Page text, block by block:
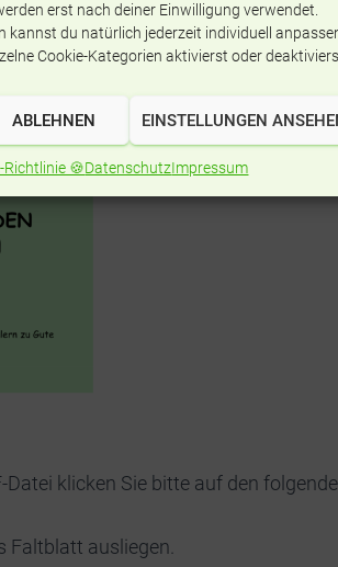
erst nach deiner Einwilligung verwendet.
kannst du natürlich jederzeit individuell
Cookie-Kategorien aktivierst oder
ABLEHNEN EINSTELLUNGEN
Richtlinie 🍪DatenschutzImpressum
klicken Sie bitte auf den
Faltblatt ausliegen.